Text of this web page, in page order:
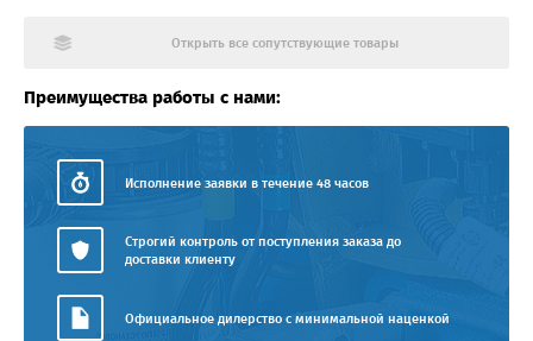
Открыть все сопутствующие товары
Преимущества работы с нами:
Исполнение заявки в течение 48 часов
Строгий контроль от поступления заказа до
доставки клиенту
Официальное дилерство с минимальной наценкой